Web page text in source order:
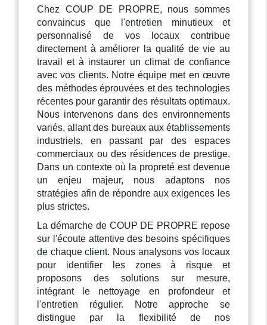
Chez COUP DE PROPRE, nous sommes
convaincus que l'entretien minutieux et
personnalisé de vos locaux contribue
directement à améliorer la qualité de vie au
travail et à instaurer un climat de confiance
avec vos clients. Notre équipe met en œuvre
des méthodes éprouvées et des technologies
récentes pour garantir des résultats optimaux.
Nous intervenons dans des environnements
variés, allant des bureaux aux établissements
industriels, en passant par des espaces
commerciaux ou des résidences de prestige.
Dans un contexte où la propreté est devenue
un enjeu majeur, nous adaptons nos
stratégies afin de répondre aux exigences les
plus strictes.
La démarche de COUP DE PROPRE repose
sur l'écoute attentive des besoins spécifiques
de chaque client. Nous analysons vos locaux
pour identifier les zones à risque et
proposons des solutions sur mesure,
intégrant le nettoyage en profondeur et
l'entretien régulier. Notre approche se
distingue par la flexibilité de nos